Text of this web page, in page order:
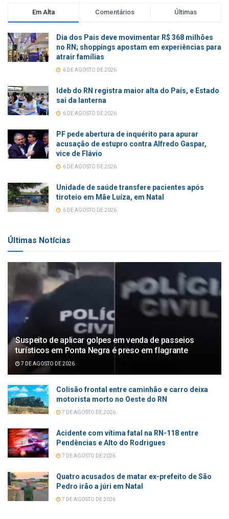
Em Alta Comentários Últimas
Dia dos Pais deve movimentar R$ 368 milhões
no RN; shoppings apostam em experiências para
atrair famílias
6 DE AGOSTO DE 2026
Ideb do RN registra maior alta do País, e Estado
sai da lanterna
6 DE AGOSTO DE 2026
PF pede abertura de inquérito para apurar
acusação de estupro contra Alfredo Gaspar,
vice de Flávio
6 DE AGOSTO DE 2026
Unidade de saúde transfere pacientes após
tiroteio em Mãe Luíza, em Natal
6 DE AGOSTO DE 2026
Últimas Notícias
Suspeito de aplicar golpes em venda de passeios
turísticos em Ponta Negra é preso em flagrante
7 DE AGOSTO DE 2026
Colisão frontal entre caminhão e carro deixa
motorista morto no Oeste do RN
7 DE AGOSTO DE 2026
Acidente com vítima fatal na RN-118 entre
Pendências e Alto do Rodrigues
7 DE AGOSTO DE 2026
Quatro acusados de matar ex-prefeito de São
Pedro irão a júri em Natal
7 DE AGOSTO DE 2026